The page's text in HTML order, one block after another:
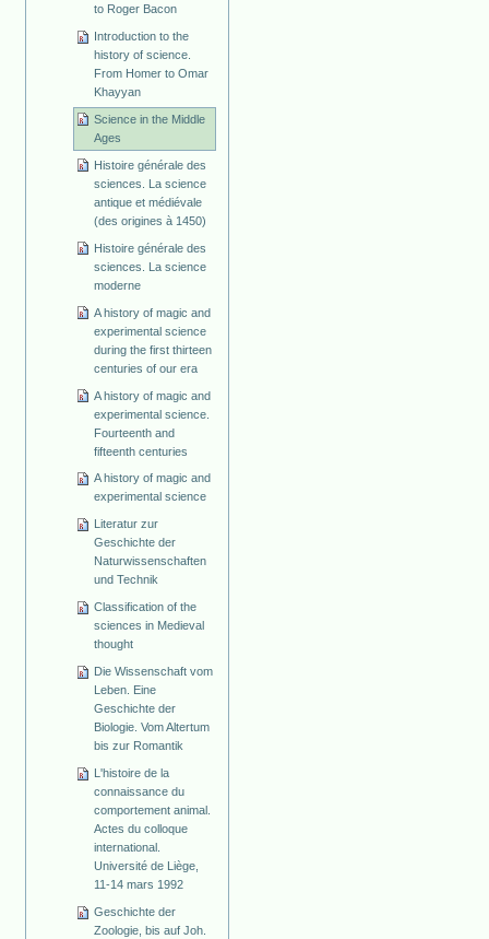
to Roger Bacon
Introduction to the
history of science.
From Homer to Omar
Khayyan
Science in the Middle
Ages
Histoire générale des
sciences. La science
antique et médiévale
(des origines à 1450)
Histoire générale des
sciences. La science
moderne
A history of magic and
experimental science
during the first thirteen
centuries of our era
A history of magic and
experimental science.
Fourteenth and
fifteenth centuries
A history of magic and
experimental science
Literatur zur
Geschichte der
Naturwissenschaften
und Technik
Classification of the
sciences in Medieval
thought
Die Wissenschaft vom
Leben. Eine
Geschichte der
Biologie. Vom Altertum
bis zur Romantik
L'histoire de la
connaissance du
comportement animal.
Actes du colloque
international.
Université de Liège,
11-14 mars 1992
Geschichte der
Zoologie, bis auf Joh.